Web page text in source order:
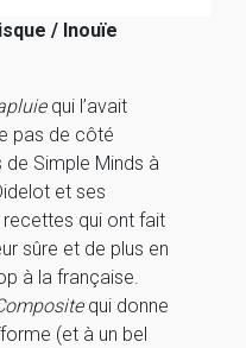
/ Inouïe
qui l’avait
pas de côté
Simple Minds à
et ses
qui ont fait
sûre et de plus en
à la française.
qui donne
(et à un bel